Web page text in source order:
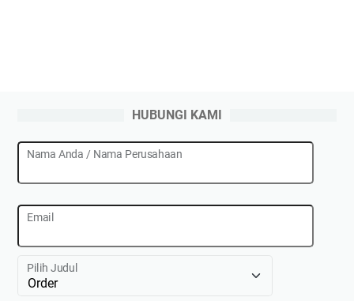
HUBUNGI KAMI
Nama Anda / Nama Perusahaan
Email
Pilih Judul